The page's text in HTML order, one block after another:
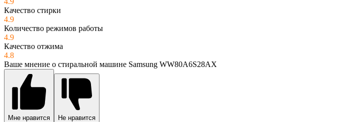
Качество стирки
4.9
Количество режимов работы
4.9
Качество отжима
4.8
Ваше мнение о стиральной машине Samsung WW80A6S28AX
Мне нравится Не нравится